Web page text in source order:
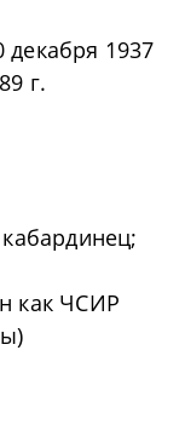
1937
г.
как ЧСИР